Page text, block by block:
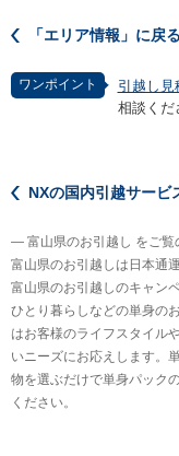
「エリア情報」に戻る
ワンポイント 引越し見
相談くだ
NXの国内引越サービ
― 富山県のお引越し をご
富山県のお引越しは日本通
富山県のお引越しのキャン
ひとり暮らしなどの単身の
はお客様のライフスタイル
いニーズにお応えします。
物を選ぶだけで単身パック
ください。